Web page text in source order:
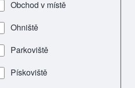
Obchod v místě
Ohniště
Parkoviště
Pískoviště